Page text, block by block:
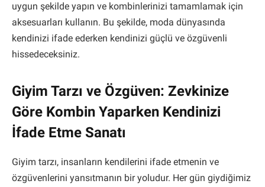
uygun şekilde yapın ve kombinlerinizi tamamlamak için
aksesuarları kullanın. Bu şekilde, moda dünyasında
kendinizi ifade ederken kendinizi güçlü ve özgüvenli
hissedeceksiniz.
Giyim Tarzı ve Özgüven: Zevkinize
Göre Kombin Yaparken Kendinizi
İfade Etme Sanatı
Giyim tarzı, insanların kendilerini ifade etmenin ve
özgüvenlerini yansıtmanın bir yoludur. Her gün giydiğimiz